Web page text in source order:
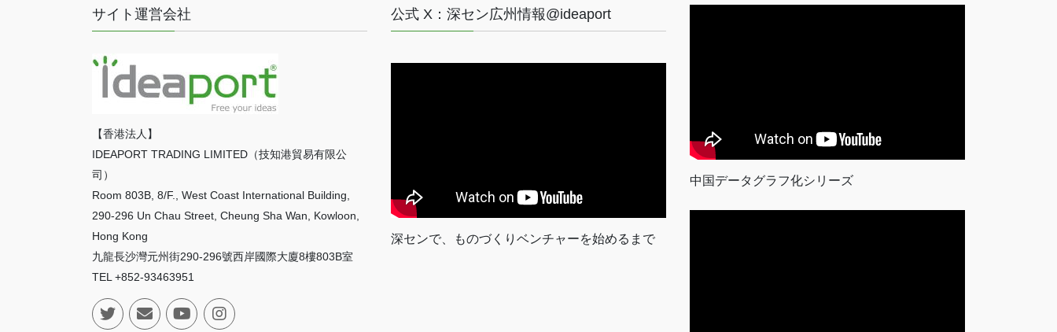
サイト運営会社
【香港法人】
IDEAPORT TRADING LIMITED（技知港貿易有限公
司）
Room 803B, 8/F., West Coast International Building,
290-296 Un Chau Street, Cheung Sha Wan, Kowloon,
Hong Kong
九龍長沙灣元州街290-296號西岸國際大廈8樓803B室
TEL +852-93463951
公式 X：深セン広州情報@ideaport
深センで、ものづくりベンチャーを始めるまで
中国データグラフ化シリーズ